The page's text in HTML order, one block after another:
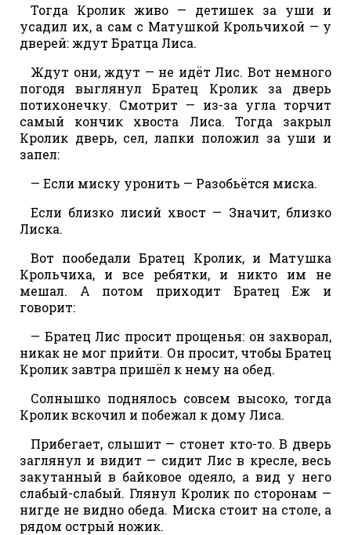
Тогда Кролик живо — детишек за уши и
усадил их, а сам с Матушкой Крольчихой — у
дверей: ждут Братца Лиса.
Ждут они, ждут — не идёт Лис. Вот немного
погодя выглянул Братец Кролик за дверь
потихонечку. Смотрит — из-за угла торчит
самый кончик хвоста Лиса. Тогда закрыл
Кролик дверь, сел, лапки положил за уши и
запел:
— Если миску уронить — Разобьётся миска.
Если близко лисий хвост — Значит, близко
Лиска.
Вот пообедали Братец Кролик, и Матушка
Крольчиха, и все ребятки, и никто им не
мешал. А потом приходит Братец Еж и
говорит:
— Братец Лис просит прощенья: он захворал,
никак не мог прийти. Он просит, чтобы Братец
Кролик завтра пришёл к нему на обед.
Солнышко поднялось совсем высоко, тогда
Кролик вскочил и побежал к дому Лиса.
Прибегает, слышит — стонет кто-то. В дверь
заглянул и видит — сидит Лис в кресле, весь
закутанный в байковое одеяло, а вид у него
слабый-слабый. Глянул Кролик по сторонам —
нигде не видно обеда. Миска стоит на столе, а
рядом острый ножик.